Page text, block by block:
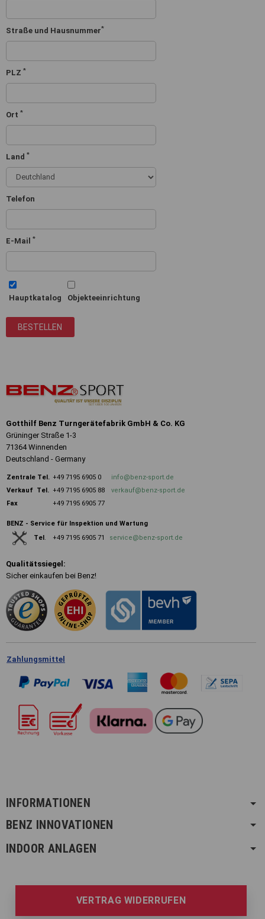
Straße und Hausnummer*
PLZ *
Ort *
Land *
Telefon
E-Mail *
Hauptkatalog Objekteeinrichtung
BESTELLEN
Gotthilf Benz Turngerätefabrik GmbH & Co. KG
Grüninger Straße 1-3
71364 Winnenden
Deutschland - Germany
Zentrale Tel. +49 7195 6905 0
info@benz-sport.de
Verkauf Tel.
+49 7195 6905 88
verkauf@benz-sport.de
Fax
+49 7195 6905 77
BENZ - Service für Inspektion und Wartung
Tel. +49 7195 6905 71 service@benz-sport.de
Qualitätssiegel:
Sicher einkaufen bei Benz!
Zahlungsmittel
INFORMATIONEN
BENZ INNOVATIONEN
INDOOR ANLAGEN
VERTRAG WIDERRUFEN